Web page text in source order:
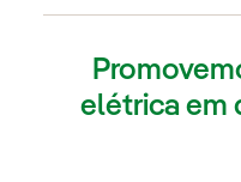
elétrica em